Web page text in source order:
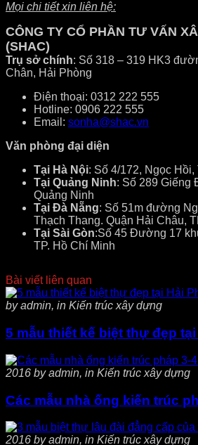
Mọi chi tiết xin liên hệ:
CÔNG TY CỔ PHẦN TƯ VẤN
(SHAC)
Trụ sở chính: Số 318 – 319 HK3
Chân, Hải Phòng
Điện thoại: 0312 222 555
Hotline: 0906 222 555
Email: sonha@shac.vn
Văn phòng đại diện
Tại Hà Nội: Số 4/172, Ngọc
Tại Quảng Ninh: Số 289 Giếng
Quảng Ninh
Tại Đà Nẵng: Số 51m đường
Thạch Thang. Quận Hải Châu,
Tại Sài Gòn:Số 45 Đường 17
TP. Hồ Chí Minh
Bài viết liên quan
by admin, in Kiến trúc xây dựng
5 mẫu thiết kế biệt thự đẹp
2016 by admin, in Kiến trúc xây dựng
Các mẫu nhà ống kiến trúc
2016 by admin, in Kiến trúc xây dựng